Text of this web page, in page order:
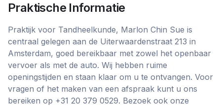
Praktische Informatie
Praktijk voor Tandheelkunde, Marlon Chin Sue is
centraal gelegen aan de Uiterwaardenstraat 213 in
Amsterdam, goed bereikbaar met zowel het openbaar
vervoer als met de auto. Wij hebben ruime
openingstijden en staan klaar om u te ontvangen. Voor
vragen of het maken van een afspraak kunt u ons
bereiken op +31 20 379 0529. Bezoek ook onze